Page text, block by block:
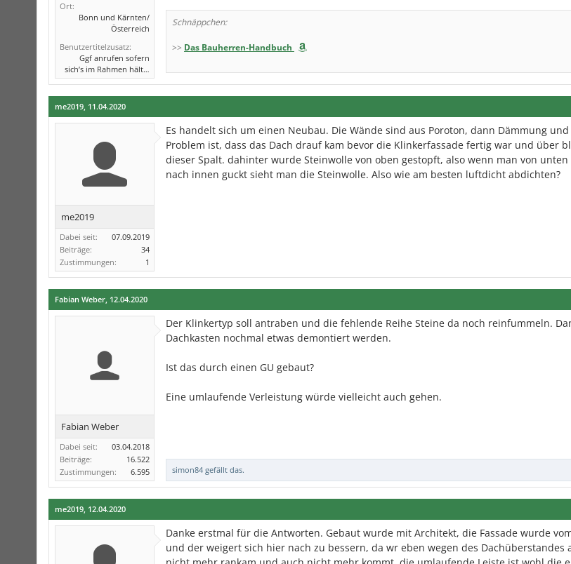
Ort:
Bonn und Kärnten/
Österreich
Benutzertitelzusatz:
Ggf anrufen sofern
sich’s im Rahmen hält…
Schnäppchen:
>> Das Bauherren-Handbuch
me2019, 11.04.2020
me2019
Dabei seit:
07.09.2019
Beiträge:
34
Zustimmungen:
1
Es handelt sich um einen Neubau. Die Wände sind aus Poroton, dann Dämmung
Problem ist, dass das Dach drauf kam bevor die Klinkerfassade fertig war und über
dieser Spalt. dahinter wurde Steinwolle von oben gestopft, also wenn man von
nach innen guckt sieht man die Steinwolle. Also wie am besten luftdicht abdichten?
Fabian Weber, 12.04.2020
Fabian Weber
Dabei seit:
03.04.2018
Beiträge:
16.522
Zustimmungen:
6.595
Der Klinkertyp soll antraben und die fehlende Reihe Steine da noch reinfummeln.
Dachkasten nochmal etwas demontiert werden.
Ist das durch einen GU gebaut?
Eine umlaufende Verleistung würde vielleicht auch gehen.
simon84 gefällt das.
me2019, 12.04.2020
Danke erstmal für die Antworten. Gebaut wurde mit Architekt, die Fassade wurde
und der weigert sich hier nach zu bessern, da wr eben wegen des Dachüberstandes